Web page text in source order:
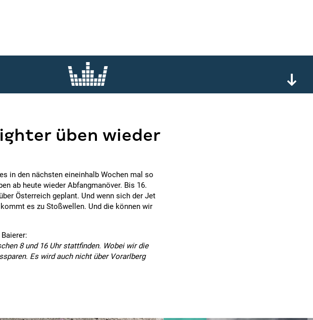
üben wieder
in den nächsten eineinhalb Wochen mal so
ab heute wieder Abfangmanöver. Bis 16.
Österreich geplant. Und wenn sich der Jet
es zu Stoßwellen. Und die können wir
8 und 16 Uhr stattfinden. Wobei wir die
Es wird auch nicht über Vorarlberg